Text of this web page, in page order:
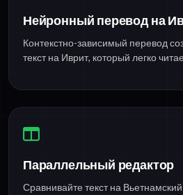
Нейронный перевод на
Контекстно-зависимый перевод
текст на Иврит, который легко
Параллельный редактор
Сравнивайте текст на